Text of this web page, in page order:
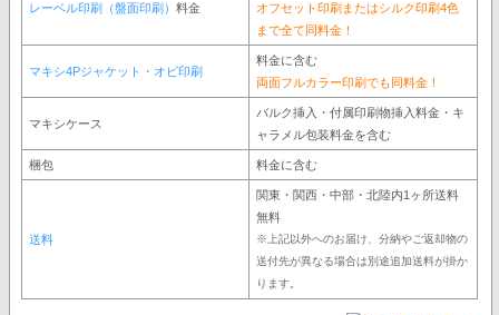
レーベル印刷（盤面印刷） 料金
オフセット印刷またはシルク印刷4色
まで全て同料金！
マキシ4Pジャケット・オビ印刷
料金に含む
両面フルカラー印刷でも同料金！
マキシケース
バルク挿入・付属印刷物挿入料金・キ
ャラメル包装料金を含む
梱包 料金に含む
送料
関東・関西・中部・北陸内1ヶ所送料
無料
※上記以外へのお届け、分納やご返却物の
送付先が異なる場合は別途追加送料が掛か
ります。